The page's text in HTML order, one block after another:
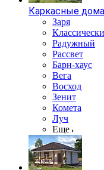
Каркасные
Заря
Радужный
Рассвет
Барн-хаус
Вега
Восход
Зенит
Комета
Луч
Еще